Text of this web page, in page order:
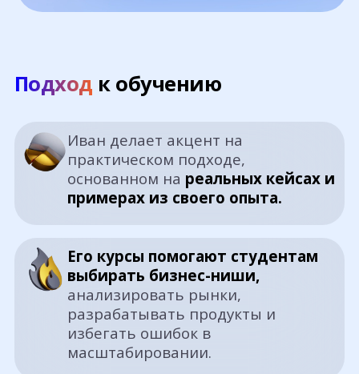
Подход к обучению
Иван делает акцент на
практическом подходе,
основанном на реальных кейсах и
примерах из своего опыта.
Его курсы помогают студентам
выбирать бизнес-ниши,
анализировать рынки,
разрабатывать продукты и
избегать ошибок в
масштабировании.